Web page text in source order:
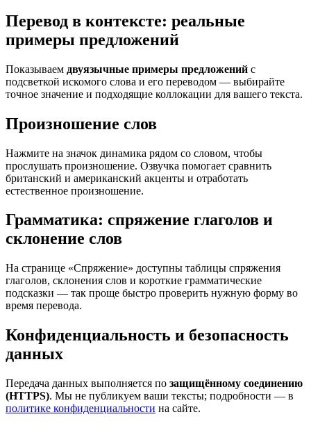
Перевод в контексте: реальные
примеры предложений
Показываем двуязычные примеры предложений с
подсветкой искомого слова и его переводом — выбирайте
точное значение и подходящие коллокации для вашего текста.
Произношение слов
Нажмите на значок динамика рядом со словом, чтобы
прослушать произношение. Озвучка помогает сравнить
британский и американский акценты и отработать
естественное произношение.
Грамматика: спряжение глаголов и
склонение слов
На странице «Спряжение» доступны таблицы спряжения
глаголов, склонения слов и короткие грамматические
подсказки — так проще быстро проверить нужную форму во
время перевода.
Конфиденциальность и безопасность
данных
Передача данных выполняется по защищённому соединению
(HTTPS). Мы не публикуем ваши тексты; подробности — в
политике конфиденциальности на сайте.